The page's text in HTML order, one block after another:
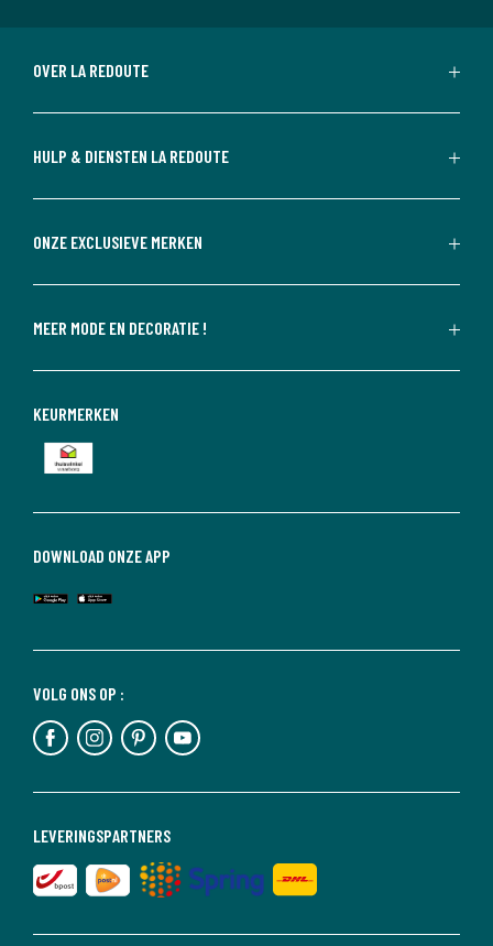
OVER LA REDOUTE
HULP & DIENSTEN LA REDOUTE
ONZE EXCLUSIEVE MERKEN
MEER MODE EN DECORATIE !
LEVERINGSPARTNERS
VOLG ONS OP :
DOWNLOAD ONZE APP
KEURMERKEN